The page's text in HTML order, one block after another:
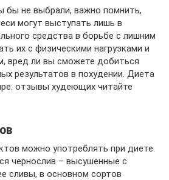
бы не выбрали, важно помнить,
могут выступать лишь в
средства в борьбе с лишним
их с физическими нагрузками и
вред ли вы сможете добиться
результатов в похудении. Диета
отзывы худеющих читайте
можно употреблять при диете.
чернослив – высушенные с
сливы, в основном сортов